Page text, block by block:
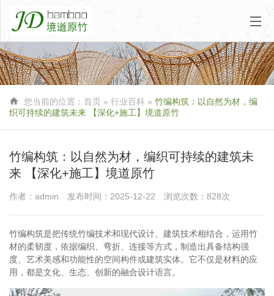
 您当前的位置： 首页 » 行业百科 » 竹编构筑：以自然为材，编
织可持续的建筑未来 【深化+施工】境道原竹
竹编构筑：以自然为材，编织可持续的建筑未
来 【深化+施工】境道原竹
作者：admin 发布时间：2025-12-22 浏览次数：828次
竹编构筑是把传统竹编技术和现代设计、建筑技术相结合，运用竹
材的柔韧度，依据编织、弯折、连接等方式，制造出具备结构强
度、艺术美感和功能性的空间构件或建筑实体。它不仅是材料的应
用，都是文化、生态、创新的融合设计语言。